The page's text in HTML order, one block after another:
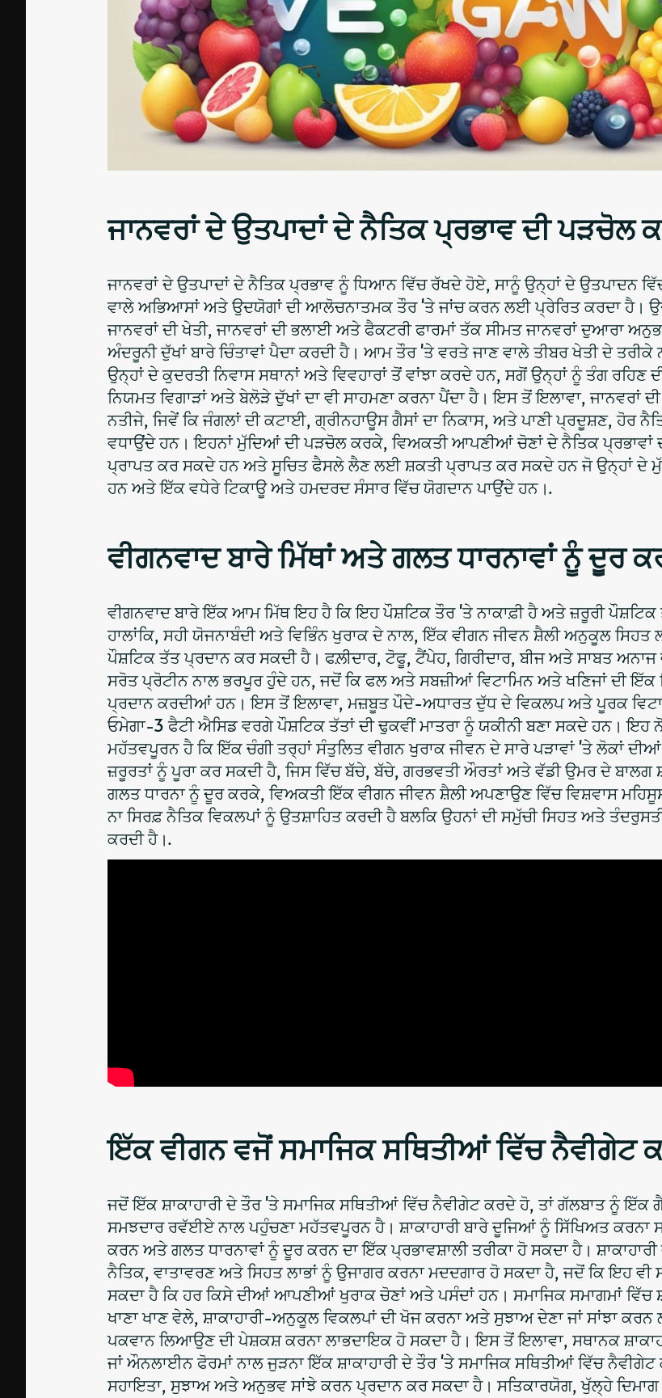
ਜਾਨਵਰਾਂ ਦੇ ਉਤਪਾਦਾਂ ਦੇ ਨੈਤਿਕ ਪ੍ਰਭਾਵ ਦੀ ਪੜਚੋਲ
ਜਾਨਵਰਾਂ ਦੇ ਉਤਪਾਦਾਂ ਦੇ ਨੈਤਿਕ ਪ੍ਰਭਾਵ ਨੂੰ ਧਿਆਨ ਵਿੱਚ ਰੱਖਦੇ ਹੋਏ, ਸਾਨੂੰ ਉਨ੍ਹਾਂ ਦੇ ਉਤਪਾਦਨ
ਵਾਲੇ ਅਭਿਆਸਾਂ ਅਤੇ ਉਦਯੋਗਾਂ ਦੀ ਆਲੋਚਨਾਤਮਕ ਤੌਰ 'ਤੇ ਜਾਂਚ ਕਰਨ ਲਈ ਪ੍ਰੇਰਿਤ ਕਰਦਾ ਹੈ।
ਜਾਨਵਰਾਂ ਦੀ ਖੇਤੀ, ਜਾਨਵਰਾਂ ਦੀ ਭਲਾਈ ਅਤੇ ਫੈਕਟਰੀ ਫਾਰਮਾਂ ਤੱਕ ਸੀਮਤ ਜਾਨਵਰਾਂ ਦੁਆਰਾ
ਅੰਦਰੂਨੀ ਦੁੱਖਾਂ ਬਾਰੇ ਚਿੰਤਾਵਾਂ ਪੈਦਾ ਕਰਦੀ ਹੈ। ਆਮ ਤੌਰ 'ਤੇ ਵਰਤੇ ਜਾਣ ਵਾਲੇ ਤੀਬਰ ਖੇਤੀ ਦੇ ਤਰੀਕੇ
ਉਨ੍ਹਾਂ ਦੇ ਕੁਦਰਤੀ ਨਿਵਾਸ ਸਥਾਨਾਂ ਅਤੇ ਵਿਵਹਾਰਾਂ ਤੋਂ ਵਾਂਝਾ ਕਰਦੇ ਹਨ, ਸਗੋਂ ਉਨ੍ਹਾਂ ਨੂੰ ਤੰਗ ਰਹਿਣ
ਨਿਯਮਤ ਵਿਗਾੜਾਂ ਅਤੇ ਬੇਲੋੜੇ ਦੁੱਖਾਂ ਦਾ ਵੀ ਸਾਹਮਣਾ ਕਰਨਾ ਪੈਂਦਾ ਹੈ। ਇਸ ਤੋਂ ਇਲਾਵਾ, ਜਾਨਵਰਾਂ
ਨਤੀਜੇ, ਜਿਵੇਂ ਕਿ ਜੰਗਲਾਂ ਦੀ ਕਟਾਈ, ਗ੍ਰੀਨਹਾਊਸ ਗੈਸਾਂ ਦਾ ਨਿਕਾਸ, ਅਤੇ ਪਾਣੀ ਪ੍ਰਦੂਸ਼ਣ, ਹੋਰ
ਵਧਾਉਂਦੇ ਹਨ। ਇਹਨਾਂ ਮੁੱਦਿਆਂ ਦੀ ਪੜਚੋਲ ਕਰਕੇ, ਵਿਅਕਤੀ ਆਪਣੀਆਂ ਚੋਣਾਂ ਦੇ ਨੈਤਿਕ ਪ੍ਰਭਾਵਾਂ
ਪ੍ਰਾਪਤ ਕਰ ਸਕਦੇ ਹਨ ਅਤੇ ਸੂਚਿਤ ਫੈਸਲੇ ਲੈਣ ਲਈ ਸ਼ਕਤੀ ਪ੍ਰਾਪਤ ਕਰ ਸਕਦੇ ਹਨ ਜੋ ਉਨ੍ਹਾਂ ਦੇ
ਹਨ ਅਤੇ ਇੱਕ ਵਧੇਰੇ ਟਿਕਾਊ ਅਤੇ ਹਮਦਰਦ ਸੰਸਾਰ ਵਿੱਚ ਯੋਗਦਾਨ ਪਾਉਂਦੇ ਹਨ।.
ਵੀਗਨਵਾਦ ਬਾਰੇ ਮਿੱਥਾਂ ਅਤੇ ਗਲਤ ਧਾਰਨਾਵਾਂ ਨੂੰ ਦੂਰ
ਵੀਗਨਵਾਦ ਬਾਰੇ ਇੱਕ ਆਮ ਮਿੱਥ ਇਹ ਹੈ ਕਿ ਇਹ ਪੌਸ਼ਟਿਕ ਤੌਰ 'ਤੇ ਨਾਕਾਫ਼ੀ ਹੈ ਅਤੇ ਜ਼ਰੂਰੀ ਪੌਸ਼ਟਿਕ
ਹਾਲਾਂਕਿ, ਸਹੀ ਯੋਜਨਾਬੰਦੀ ਅਤੇ ਵਿਭਿੰਨ ਖੁਰਾਕ ਦੇ ਨਾਲ, ਇੱਕ ਵੀਗਨ ਜੀਵਨ ਸ਼ੈਲੀ ਅਨੁਕੂਲ ਸਿਹਤ
ਪੌਸ਼ਟਿਕ ਤੱਤ ਪ੍ਰਦਾਨ ਕਰ ਸਕਦੀ ਹੈ। ਫਲ਼ੀਦਾਰ, ਟੋਫੂ, ਟੈਂਪੇਹ, ਗਿਰੀਦਾਰ, ਬੀਜ ਅਤੇ ਸਾਬਤ
ਸਰੋਤ ਪ੍ਰੋਟੀਨ ਨਾਲ ਭਰਪੂਰ ਹੁੰਦੇ ਹਨ, ਜਦੋਂ ਕਿ ਫਲ ਅਤੇ ਸਬਜ਼ੀਆਂ ਵਿਟਾਮਿਨ ਅਤੇ ਖਣਿਜਾਂ ਦੀ ਇੱਕ
ਪ੍ਰਦਾਨ ਕਰਦੀਆਂ ਹਨ। ਇਸ ਤੋਂ ਇਲਾਵਾ, ਮਜ਼ਬੂਤ ​​ਪੌਦੇ-ਅਧਾਰਤ ਦੁੱਧ ਦੇ ਵਿਕਲਪ ਅਤੇ ਪੂਰਕ
ਓਮੇਗਾ-3 ਫੈਟੀ ਐਸਿਡ ਵਰਗੇ ਪੌਸ਼ਟਿਕ ਤੱਤਾਂ ਦੀ ਢੁਕਵੀਂ ਮਾਤਰਾ ਨੂੰ ਯਕੀਨੀ ਬਣਾ ਸਕਦੇ ਹਨ। ਇਹ
ਮਹੱਤਵਪੂਰਨ ਹੈ ਕਿ ਇੱਕ ਚੰਗੀ ਤਰ੍ਹਾਂ ਸੰਤੁਲਿਤ ਵੀਗਨ ਖੁਰਾਕ ਜੀਵਨ ਦੇ ਸਾਰੇ ਪੜਾਵਾਂ 'ਤੇ ਲੋਕਾਂ
ਜ਼ਰੂਰਤਾਂ ਨੂੰ ਪੂਰਾ ਕਰ ਸਕਦੀ ਹੈ, ਜਿਸ ਵਿੱਚ ਬੱਚੇ, ਬੱਚੇ, ਗਰਭਵਤੀ ਔਰਤਾਂ ਅਤੇ ਵੱਡੀ ਉਮਰ ਦੇ
ਗਲਤ ਧਾਰਨਾ ਨੂੰ ਦੂਰ ਕਰਕੇ, ਵਿਅਕਤੀ ਇੱਕ ਵੀਗਨ ਜੀਵਨ ਸ਼ੈਲੀ ਅਪਣਾਉਣ ਵਿੱਚ ਵਿਸ਼ਵਾਸ
ਨਾ ਸਿਰਫ਼ ਨੈਤਿਕ ਵਿਕਲਪਾਂ ਨੂੰ ਉਤਸ਼ਾਹਿਤ ਕਰਦੀ ਹੈ ਬਲਕਿ ਉਹਨਾਂ ਦੀ ਸਮੁੱਚੀ ਸਿਹਤ ਅਤੇ
ਕਰਦੀ ਹੈ।.
ਇੱਕ ਵੀਗਨ ਵਜੋਂ ਸਮਾਜਿਕ ਸਥਿਤੀਆਂ ਵਿੱਚ ਨੈਵੀਗੇਟ
ਜਦੋਂ ਇੱਕ ਸ਼ਾਕਾਹਾਰੀ ਦੇ ਤੌਰ 'ਤੇ ਸਮਾਜਿਕ ਸਥਿਤੀਆਂ ਵਿੱਚ ਨੈਵੀਗੇਟ ਕਰਦੇ ਹੋ, ਤਾਂ ਗੱਲਬਾਤ ਨੂੰ
ਸਮਝਦਾਰ ਰਵੱਈਏ ਨਾਲ ਪਹੁੰਚਣਾ ਮਹੱਤਵਪੂਰਨ ਹੈ। ਸ਼ਾਕਾਹਾਰੀ ਬਾਰੇ ਦੂਜਿਆਂ ਨੂੰ ਸਿੱਖਿਅਤ ਕਰਨਾ
ਕਰਨ ਅਤੇ ਗਲਤ ਧਾਰਨਾਵਾਂ ਨੂੰ ਦੂਰ ਕਰਨ ਦਾ ਇੱਕ ਪ੍ਰਭਾਵਸ਼ਾਲੀ ਤਰੀਕਾ ਹੋ ਸਕਦਾ ਹੈ।
ਨੈਤਿਕ, ਵਾਤਾਵਰਣ ਅਤੇ ਸਿਹਤ ਲਾਭਾਂ ਨੂੰ ਉਜਾਗਰ ਕਰਨਾ ਮਦਦਗਾਰ ਹੋ ਸਕਦਾ ਹੈ, ਜਦੋਂ ਕਿ ਇਹ ਵੀ
ਸਕਦਾ ਹੈ ਕਿ ਹਰ ਕਿਸੇ ਦੀਆਂ ਆਪਣੀਆਂ ਖੁਰਾਕ ਚੋਣਾਂ ਅਤੇ ਪਸੰਦਾਂ ਹਨ। ਸਮਾਜਿਕ ਸਮਾਗਮਾਂ ਵਿੱਚ
ਖਾਣਾ ਖਾਣ ਵੇਲੇ, ਸ਼ਾਕਾਹਾਰੀ-ਅਨੁਕੂਲ ਵਿਕਲਪਾਂ ਦੀ ਖੋਜ ਕਰਨਾ ਅਤੇ ਸੁਝਾਅ ਦੇਣਾ ਜਾਂ ਸਾਂਝਾ
ਪਕਵਾਨ ਲਿਆਉਣ ਦੀ ਪੇਸ਼ਕਸ਼ ਕਰਨਾ ਲਾਭਦਾਇਕ ਹੋ ਸਕਦਾ ਹੈ। ਇਸ ਤੋਂ ਇਲਾਵਾ, ਸਥਾਨਕ
ਜਾਂ ਔਨਲਾਈਨ ਫੋਰਮਾਂ ਨਾਲ ਜੁੜਨਾ ਇੱਕ ਸ਼ਾਕਾਹਾਰੀ ਦੇ ਤੌਰ 'ਤੇ ਸਮਾਜਿਕ ਸਥਿਤੀਆਂ ਵਿੱਚ
ਸਹਾਇਤਾ, ਸੁਝਾਅ ਅਤੇ ਅਨੁਭਵ ਸਾਂਝੇ ਕਰਨ ਪ੍ਰਦਾਨ ਕਰ ਸਕਦਾ ਹੈ। ਸਤਿਕਾਰਯੋਗ, ਖੁੱਲ੍ਹੇ